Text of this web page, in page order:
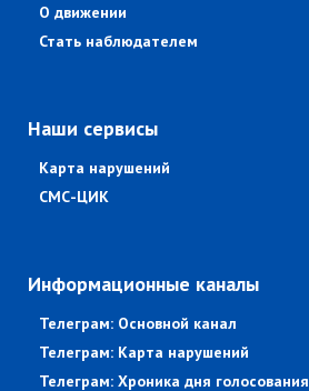
О движении
Стать наблюдателем
Наши сервисы
Карта нарушений
СМС-ЦИК
Информационные каналы
Телеграм: Основной канал
Телеграм: Карта нарушений
Телеграм: Хроника дня голосования